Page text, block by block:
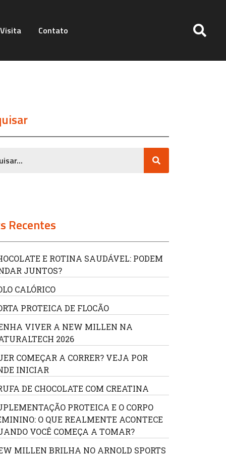
Contato
Recentes
E ROTINA SAUDÁVEL: PODEM
JUNTOS?
CALÓRICO
PROTEICA DE FLOCÃO
VIVER A NEW MILLEN NA
2026
COMEÇAR A CORRER? VEJA POR
INICIAR
DE CHOCOLATE COM CREATINA
PROTEICA E O CORPO
O QUE REALMENTE ACONTECE
VOCÊ COMEÇA A TOMAR?
MILLEN BRILHA NO ARNOLD SPORTS